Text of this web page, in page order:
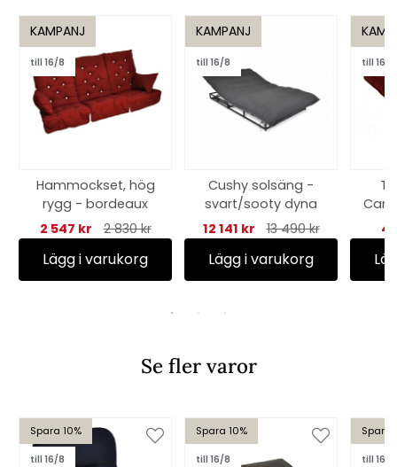
KAMPANJ
till 16/8
Hammockset, hög
rygg - bordeaux
2 547 kr
2 830 kr
Lägg i varukorg
KAMPANJ
till 16/8
Cushy solsäng -
svart/sooty dyna
12 141 kr
13 490 kr
Lägg i varukorg
till 16/8
Se fler varor
Spara 10%
till 16/8
Spara 10%
till 16/8
Spara
till 16/8